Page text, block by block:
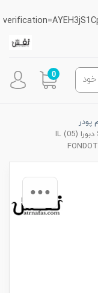
0
پودر
کرم پودر ایل فوندوتینتا سیتی دیفنس با SPF15 دبورا (05) ‏IL